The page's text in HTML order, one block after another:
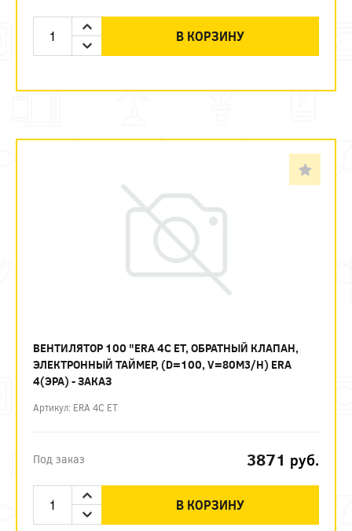
В КОРЗИНУ
ВЕНТИЛЯТОР 100 "ERA 4С ЕТ, ОБРАТНЫЙ КЛАПАН,
ЭЛЕКТРОННЫЙ ТАЙМЕР, (D=100, V=80M3/H) ERA
4(ЭРА) - ЗАКАЗ
Артикул: ERA 4С ЕТ
Под заказ 3871 руб.
В КОРЗИНУ